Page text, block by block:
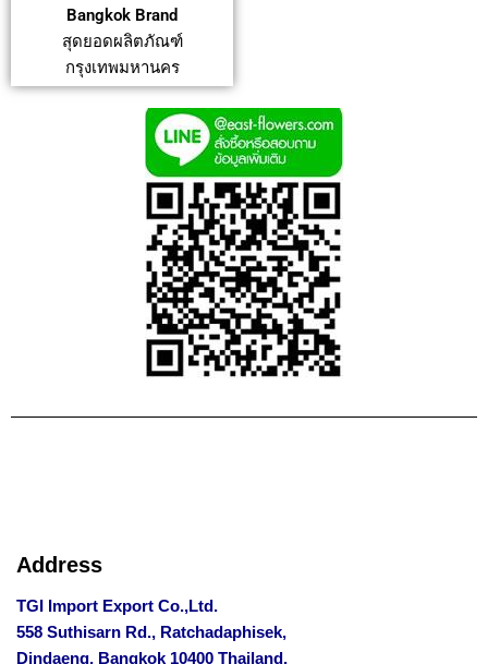
Bangkok Brand
สุดยอดผลิตภัณฑ์
กรุงเทพมหานคร
Address
TGI Import Export Co.,Ltd.
558 Suthisarn Rd., Ratchadaphisek,
Dindaeng, Bangkok 10400 Thailand.